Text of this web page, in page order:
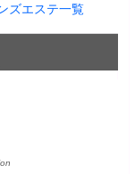
ズエステ一覧